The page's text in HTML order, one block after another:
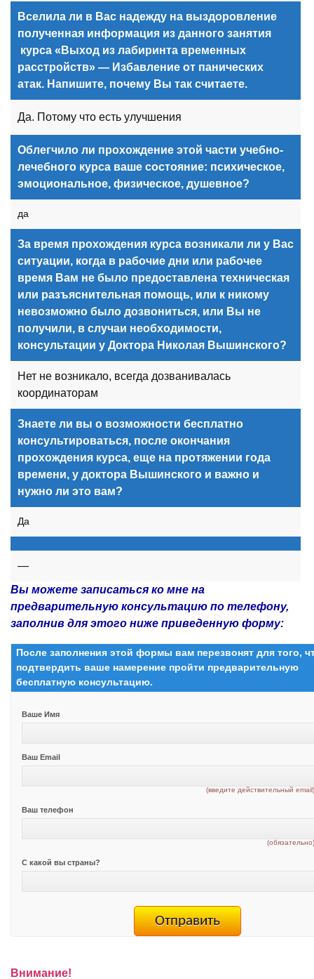
Вселила ли в Вас надежду на выздоровление
полученная информация из данного занятия
курса «Выход из лабиринта временных
расстройств» — Избавление от панических
атак. Напишите, почему Вы так считаете.
Да. Потому что есть улучшения
Облегчило ли прохождение этой части учебно-
лечебного курса ваше состояние: психическое,
эмоциональное, физическое, душевное?
да
За время прохождения курса возникали ли у Вас
ситуации, когда в рабочие дни или рабочее
время Вам не было предоставлена техническая
или разъяснительная помощь, или к никому
невозможно было дозвониться, или Вы не
получили, в случаи необходимости,
консультации у Доктора Николая Вышинского?
Нет не возникало, всегда дозванивалась
координаторам
Знаете ли вы о возможности бесплатно
консультироваться, после окончания
прохождения курса, еще на протяжении года
времени, у доктора Вышинского и важно и
нужно ли это вам?
Да
—
Вы можете записаться ко мне на
предварительную консультацию по телефону,
заполнив для этого ниже приведенную форму:
После заполнения этой формы вам перезвонят для того,
подтвердить ваше намерение пройти предварительную
бесплатную консультацию.
Ваше Имя
Ваш Email
(введите действительный
Ваш телефон
С какой вы страны?
Внимание!